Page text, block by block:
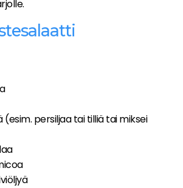
(esim. persiljaa tai tilliä tai miksei